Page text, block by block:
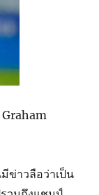
ข่าวลือว่าเป็น